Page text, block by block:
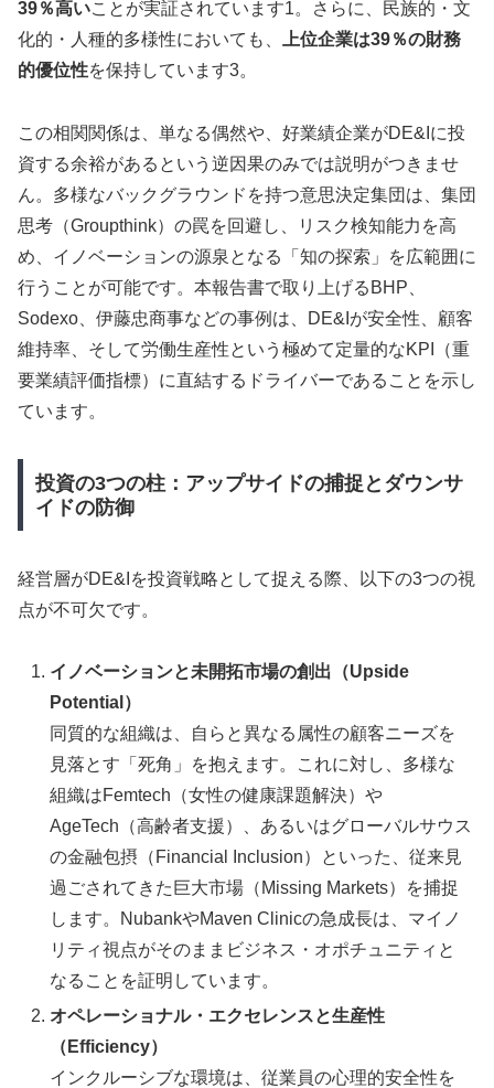
39％高いことが実証されています1。さらに、民族的・文
化的・人種的多様性においても、
上位企業は39％の財務
的優位性を保持しています3。
この相関関係は、単なる偶然や、好業績企業がDE&Iに投
資する余裕があるという逆因果のみでは説明がつきませ
ん。多様なバックグラウンドを持つ意思決定集団は、集団
思考（Groupthink）の罠を回避し、リスク検知能力を高
め、イノベーションの源泉となる「知の探索」を広範囲に
行うことが可能です。本報告書で取り上げるBHP、
Sodexo、伊藤忠商事などの事例は、DE&Iが安全性、顧客
維持率、そして労働生産性という極めて定量的なKPI（重
要業績評価指標）に直結するドライバーであることを示し
ています。
投資の3つの柱：アップサイドの捕捉とダウンサ
イドの防御
経営層がDE&Iを投資戦略として捉える際、以下の3つの視
点が不可欠です。
イノベーションと未開拓市場の創出（Upside
Potential）
同質的な組織は、自らと異なる属性の顧客ニーズを
見落とす「死角」を抱えます。これに対し、多様な
組織はFemtech（女性の健康課題解決）や
AgeTech（高齢者支援）、あるいはグローバルサウス
の金融包摂（Financial Inclusion）といった、従来見
過ごされてきた巨大市場（Missing Markets）を捕捉
します。NubankやMaven Clinicの急成長は、マイノ
リティ視点がそのままビジネス・オポチュニティと
なることを証明しています。
オペレーショナル・エクセレンスと生産性
（Efficiency）
インクルーシブな環境は、従業員の心理的安全性を